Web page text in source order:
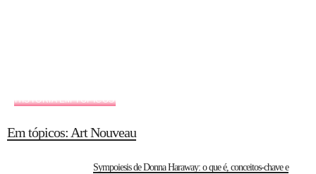
HISTÓRIA EM TÓPICOS
Em tópicos: Art Nouveau
Sympoiesis de Donna Haraway: o que é, conceitos-chave e